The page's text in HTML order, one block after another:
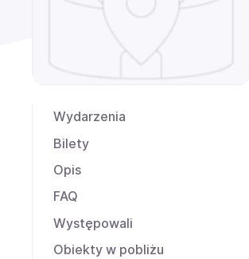
Wydarzenia
Bilety
Opis
FAQ
Występowali
Obiekty w pobliżu